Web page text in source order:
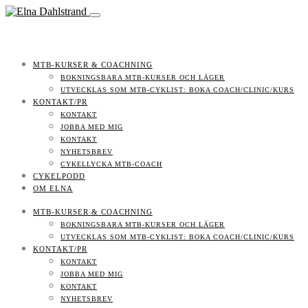
MTB-KURSER & COACHNING
BOKNINGSBARA MTB-KURSER OCH LÄGER
UTVECKLAS SOM MTB-CYKLIST: BOKA COACH/CLINIC/KURS
KONTAKT/PR
KONTAKT
JOBBA MED MIG
KONTAKT
NYHETSBREV
CYKELLYCKA MTB-COACH
CYKELPODD
OM ELNA
MTB-KURSER & COACHNING
BOKNINGSBARA MTB-KURSER OCH LÄGER
UTVECKLAS SOM MTB-CYKLIST: BOKA COACH/CLINIC/KURS
KONTAKT/PR
KONTAKT
JOBBA MED MIG
KONTAKT
NYHETSBREV